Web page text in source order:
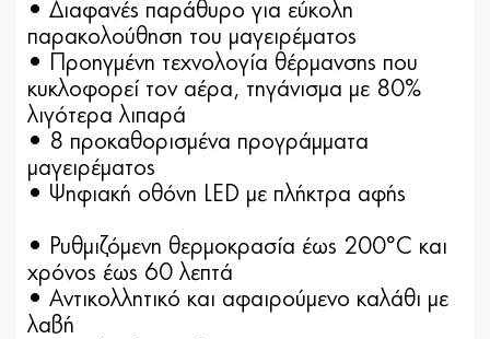
• Διαφανές παράθυρο για εύκολη
παρακολούθηση του μαγειρέματος
• Προηγμένη τεχνολογία θέρμανσης που
κυκλοφορεί τον αέρα, τηγάνισμα με 80%
λιγότερα λιπαρά
• 8 προκαθορισμένα προγράμματα
μαγειρέματος
• Ψηφιακή οθόνη LED με πλήκτρα αφής
• Ρυθμιζόμενη θερμοκρασία έως 200°C και
χρόνος έως 60 λεπτά
• Αντικολλητικό και αφαιρούμενο καλάθι με
λαβή